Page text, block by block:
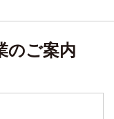
のご案内